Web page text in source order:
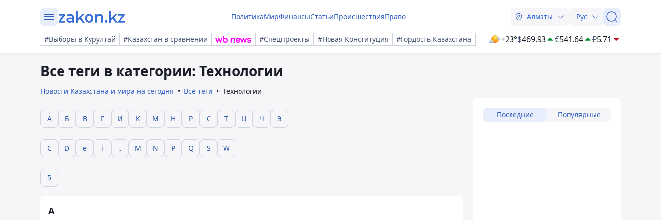
ПолитикаМирФинансыСтатьиПроисшествияПраво Алматы Рус
#Выборы в Курултай #Казахстан в сравнении #Спецпроекты #Новая Конституция #Гордость Казахстана +23°$469.93 €541.64 ₽5.71
Все теги в категории: Технологии
Новости Казахстана и мира на сегодня Все теги Технологии
А Б В Г И К М Н Р С Т Ц Ч Э
C D e i I M N P Q S W
5
А
Последние Популярные